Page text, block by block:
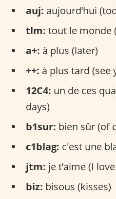
auj: aujourd’hui
tlm: tout le monde
a+: à plus (later)
++: à plus tard (see
12C4: un de ces
days)
b1sur: bien sûr (of
c1blag: c'est une
jtm: je t’aime (I
biz: bisous (kisses)